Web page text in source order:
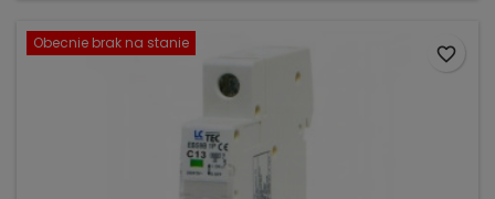
Obecnie brak na stanie
favorite_border